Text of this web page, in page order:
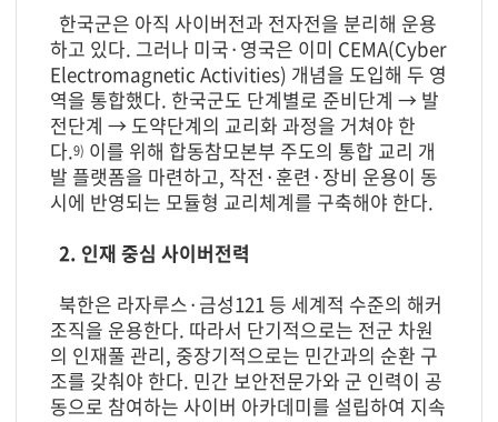
한국군은 아직 사이버전과 전자전을 분리해 운용
하고 있다. 그러나 미국·영국은 이미 CEMA(Cyber
Electromagnetic Activities) 개념을 도입해 두 영
역을 통합했다. 한국군도 단계별로 준비단계 → 발
전단계 → 도약단계의 교리화 과정을 거쳐야 한
다.9) 이를 위해 합동참모본부 주도의 통합 교리 개
발 플랫폼을 마련하고, 작전·훈련·장비 운용이 동
시에 반영되는 모듈형 교리체계를 구축해야 한다.
2. 인재 중심 사이버전력
북한은 라자루스·금성121 등 세계적 수준의 해커
조직을 운용한다. 따라서 단기적으로는 전군 차원
의 인재풀 관리, 중장기적으로는 민간과의 순환 구
조를 갖춰야 한다. 민간 보안전문가와 군 인력이 공
동으로 참여하는 사이버 아카데미를 설립하여 지속